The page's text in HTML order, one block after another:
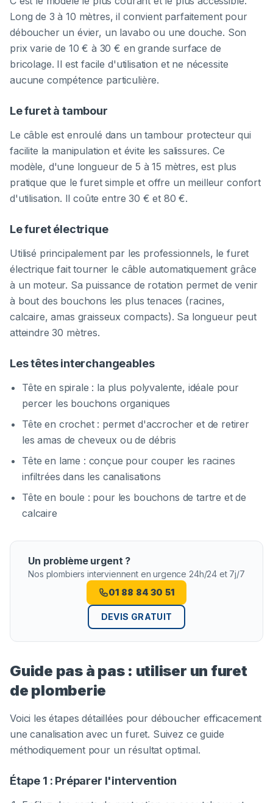
Long de 3 à 10 mètres, il convient parfaitement pour
déboucher un évier, un lavabo ou une douche. Son
prix varie de 10 € à 30 € en grande surface de
bricolage. Il est facile d'utilisation et ne nécessite
aucune compétence particulière.
Le furet à tambour
Le câble est enroulé dans un tambour protecteur qui
facilite la manipulation et évite les salissures. Ce
modèle, d'une longueur de 5 à 15 mètres, est plus
pratique que le furet simple et offre un meilleur confort
d'utilisation. Il coûte entre 30 € et 80 €.
Le furet électrique
Utilisé principalement par les professionnels, le furet
électrique fait tourner le câble automatiquement grâce
à un moteur. Sa puissance de rotation permet de venir
à bout des bouchons les plus tenaces (racines,
calcaire, amas graisseux compacts). Sa longueur peut
atteindre 30 mètres.
Les têtes interchangeables
Tête en spirale : la plus polyvalente, idéale pour
percer les bouchons organiques
Tête en crochet : permet d'accrocher et de retirer
les amas de cheveux ou de débris
Tête en lame : conçue pour couper les racines
infiltrées dans les canalisations
Tête en boule : pour les bouchons de tartre et de
calcaire
Un problème urgent ?
Nos plombiers interviennent en urgence 24h/24 et 7j/7
01 88 84 30 51
DEVIS GRATUIT
Guide pas à pas : utiliser un furet
de plomberie
Voici les étapes détaillées pour déboucher efficacement
une canalisation avec un furet. Suivez ce guide
méthodiquement pour un résultat optimal.
Étape 1 : Préparer l'intervention